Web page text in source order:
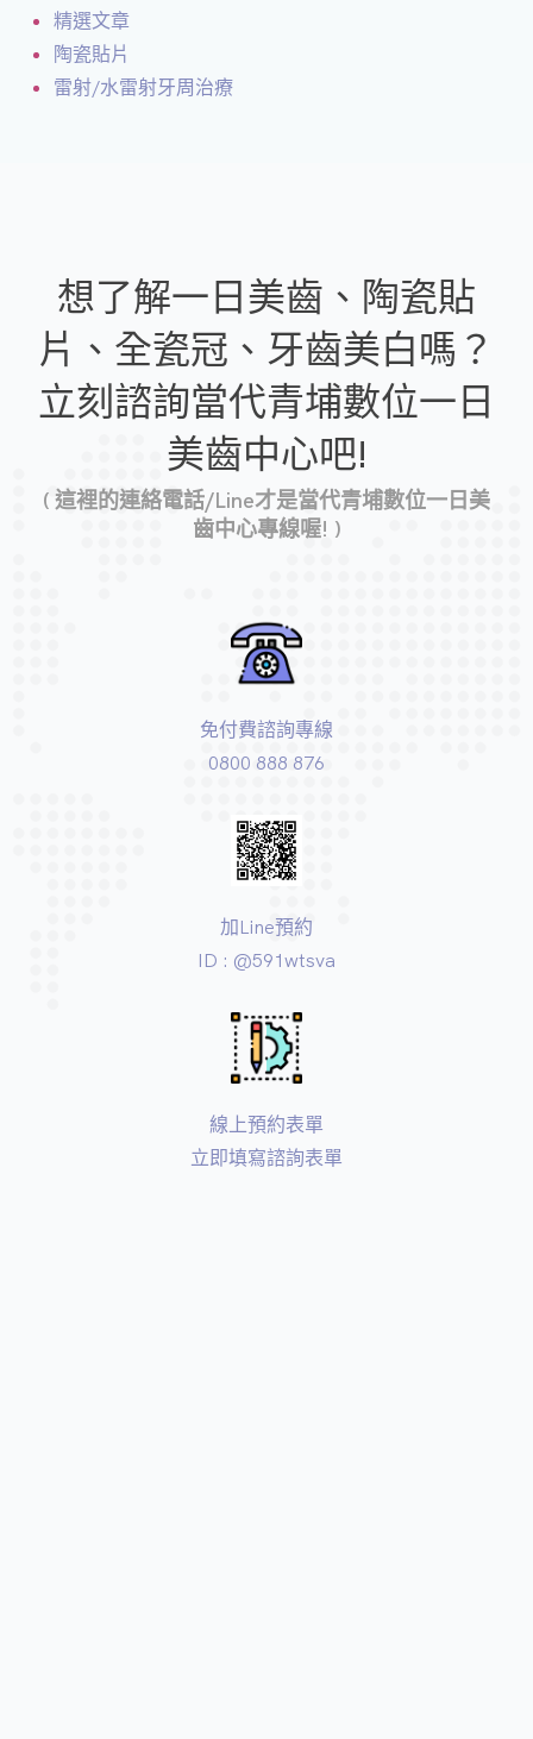
精選文章
陶瓷貼片
雷射/水雷射牙周治療
想了解一日美齒、陶瓷貼
片、全瓷冠、牙齒美白嗎？
立刻諮詢當代青埔數位一日
美齒中心吧!
( 這裡的連絡電話/Line才是當代青埔數位一日美
齒中心專線喔! )
免付費諮詢專線
0800 888 876
加Line預約
ID : @591wtsva
線上預約表單
立即填寫諮詢表單